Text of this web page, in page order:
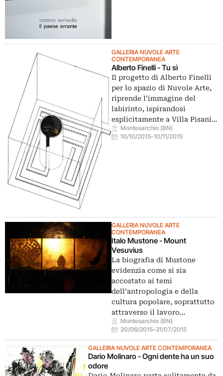
GALLERIA NUVOLE ARTE
CONTEMPORANEA
Alberto Finelli - Tu sì
Il progetto di Alberto Finelli
per lo spazio di Nuvole Arte,
riprende l’immagine del
labirinto, ispirandosi
esplicitamente a Villa Pisani…
Montesarchio (BN)
10/10/2015–10/11/2015
GALLERIA NUVOLE ARTE
CONTEMPORANEA
Italo Mustone - Mount
Vesuvius
La biografia di Mustone
evidenzia come si sia
accostato ai temi
dell’antropologia e della
cultura popolare, soprattutto
attraverso il lavoro…
Montesarchio (BN)
20/06/2015–31/07/2015
GALLERIA NUVOLE ARTE CONTEMPORANEA
Dario Molinaro - Ogni dente ha un suo
odore